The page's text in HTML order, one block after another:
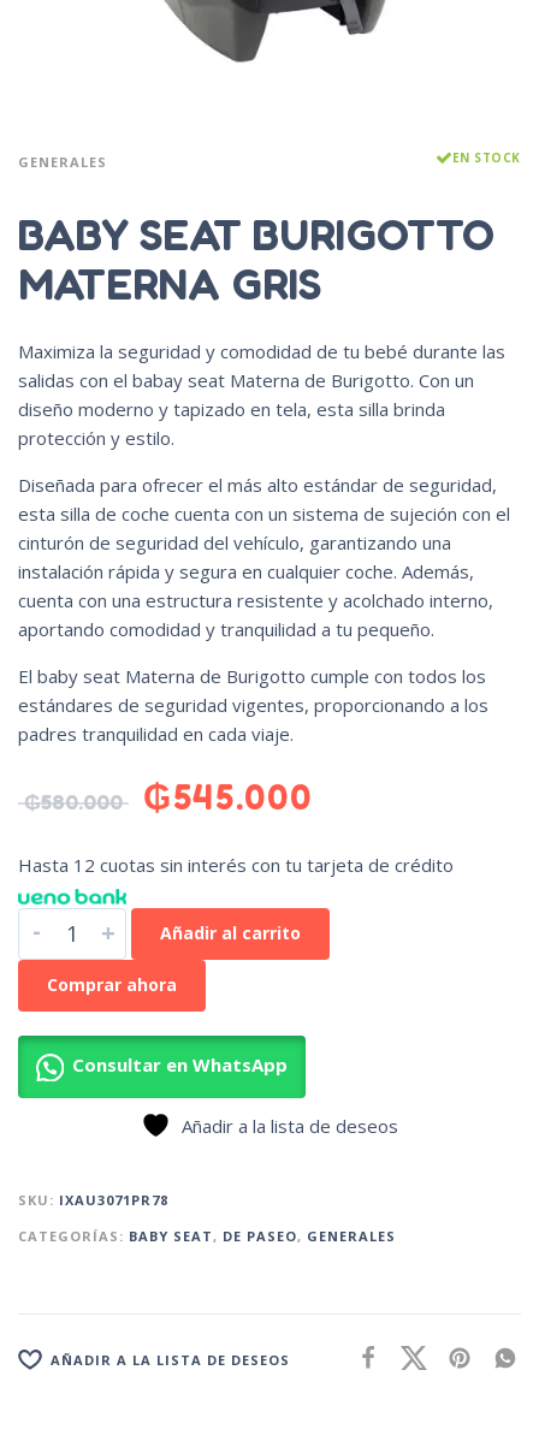
GENERALES EN STOCK
BABY SEAT BURIGOTTO
MATERNA GRIS
Maximiza la seguridad y comodidad de tu bebé durante las
salidas con el babay seat Materna de Burigotto. Con un
diseño moderno y tapizado en tela, esta silla brinda
protección y estilo.
Diseñada para ofrecer el más alto estándar de seguridad,
esta silla de coche cuenta con un sistema de sujeción con el
cinturón de seguridad del vehículo, garantizando una
instalación rápida y segura en cualquier coche. Además,
cuenta con una estructura resistente y acolchado interno,
aportando comodidad y tranquilidad a tu pequeño.
El baby seat Materna de Burigotto cumple con todos los
estándares de seguridad vigentes, proporcionando a los
padres tranquilidad en cada viaje.
₲580.000 ₲545.000
Hasta 12 cuotas sin interés con tu tarjeta de crédito
- + Añadir al carrito
Comprar ahora
Consultar en WhatsApp
Añadir a la lista de deseos
SKU: IXAU3071PR78
CATEGORÍAS: BABY SEAT, DE PASEO, GENERALES
AÑADIR A LA LISTA DE DESEOS